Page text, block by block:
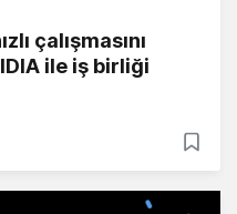
çalışmasını
ile iş birliği